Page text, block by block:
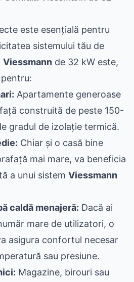
este esențială pentru
sistemului tău de
Viessmann de 32 kW este,
Apartamente generoase
construită de peste 150-
gradul de izolație termică.
Chiar și o casă bine
mai mare, va beneficia
a unui sistem Viessmann
caldă menajeră: Dacă ai
mare de utilizatori, o
asigura confortul necesar
sau presiune.
Magazine, birouri sau